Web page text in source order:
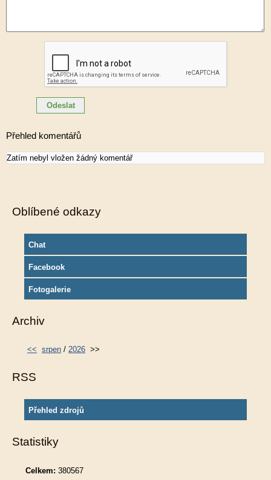
Přehled komentářů
Zatím nebyl vložen žádný komentář
Oblíbené odkazy
Chat
Facebook
Fotogalerie
Archiv
<< srpen / 2026 >>
RSS
Přehled zdrojů
Statistiky
Celkem: 380567